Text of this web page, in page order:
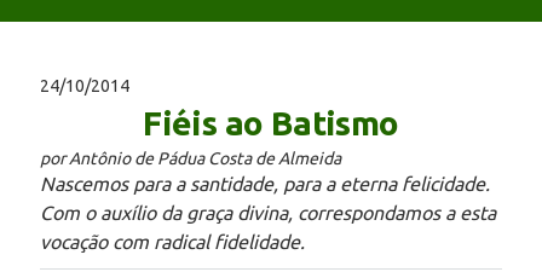
24/10/2014
Fiéis ao Batismo
por Antônio de Pádua Costa de Almeida
Nascemos para a santidade, para a eterna felicidade.
Com o auxílio da graça divina, correspondamos a esta
vocação com radical fidelidade.